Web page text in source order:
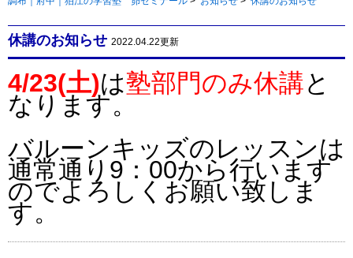
休講のお知らせ 2022.04.22更新
4/23(土)は塾部門のみ休講と
なります。
バルーンキッズのレッスンは
通常通り9：00から行います
のでよろしくお願い致しま
す。